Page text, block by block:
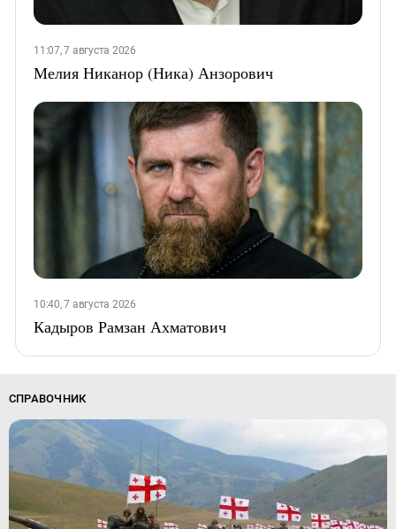
11:07, 7 августа 2026
Мелия Никанор (Ника) Анзорович
10:40, 7 августа 2026
Кадыров Рамзан Ахматович
СПРАВОЧНИК